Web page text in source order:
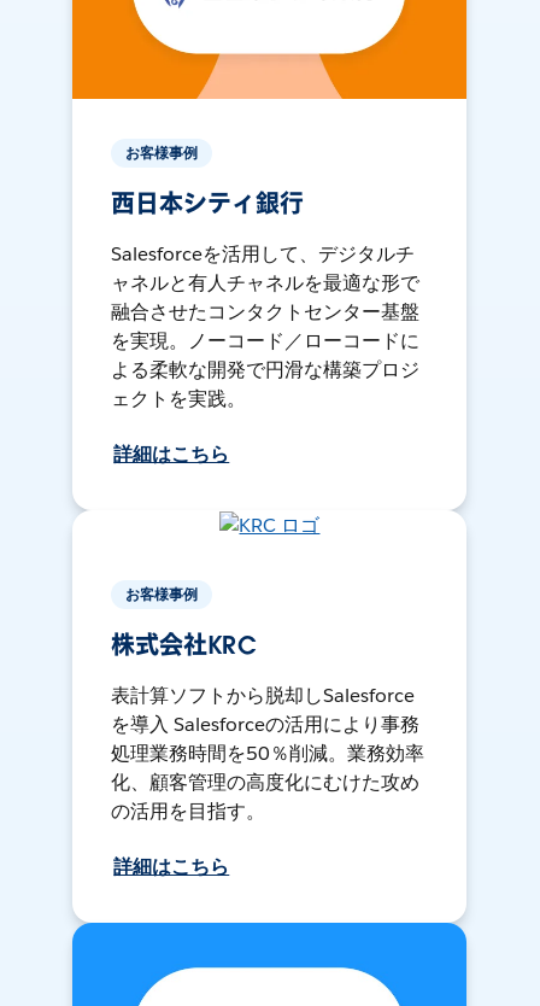
お客様事例
西日本シティ銀行
Salesforceを活用して、デジタルチ
ャネルと有人チャネルを最適な形で
融合させたコンタクトセンター基盤
を実現。ノーコード／ローコードに
よる柔軟な開発で円滑な構築プロジ
ェクトを実践。
詳細はこちら
お客様事例
株式会社KRC
表計算ソフトから脱却しSalesforce
を導入 Salesforceの活用により事務
処理業務時間を50％削減。業務効率
化、顧客管理の高度化にむけた攻め
の活用を目指す。
詳細はこちら